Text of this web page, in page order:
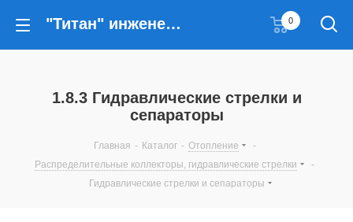
"Титан" инженерные решения 0
1.8.3 Гидравлические стрелки и
сепараторы
Главная - Каталог - Отопление
-
Распределительные коллекторы, гидравлические стрелки
-
Гидравлические стрелки и сепараторы